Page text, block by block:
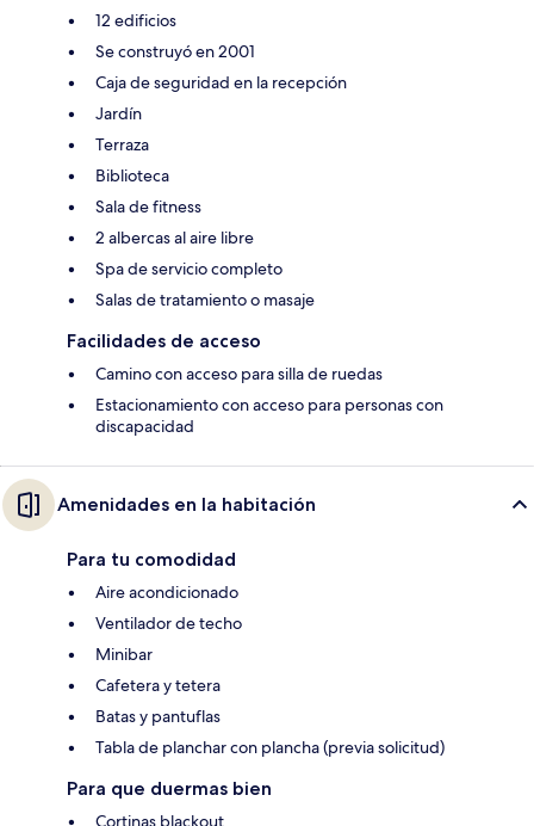
12 edificios
Se construyó en 2001
Caja de seguridad en la recepción
Jardín
Terraza
Biblioteca
Sala de fitness
2 albercas al aire libre
Spa de servicio completo
Salas de tratamiento o masaje
Facilidades de acceso
Camino con acceso para silla de ruedas
Estacionamiento con acceso para personas con
discapacidad
Amenidades en la habitación
Para tu comodidad
Aire acondicionado
Ventilador de techo
Minibar
Cafetera y tetera
Batas y pantuflas
Tabla de planchar con plancha (previa solicitud)
Para que duermas bien
Cortinas blackout